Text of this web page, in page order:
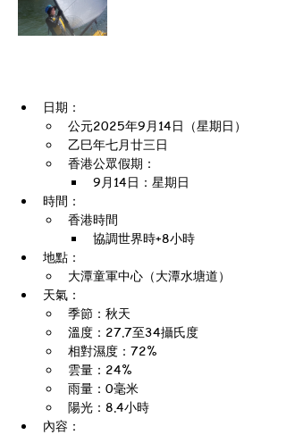
日期：
公元2025年9月14日（星期日）
乙巳年七月廿三日
香港公眾假期：
9月14日：星期日
時間：
香港時間
協調世界時+8小時
地點：
大潭童軍中心（大潭水塘道）
天氣：
季節：秋天
溫度：27.7至34攝氏度
相對濕度：72%
雲量：24%
雨量：0毫米
陽光：8.4小時
內容：